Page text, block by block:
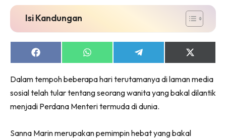
Isi Kandungan
Share
on
Share
on
Share
on
Share
on
(Twitter)
Dalam tempoh beberapa hari terutamanya di laman media
sosial telah tular tentang seorang wanita yang bakal dilantik
menjadi Perdana Menteri termuda di dunia.
Sanna Marin merupakan pemimpin hebat yang bakal